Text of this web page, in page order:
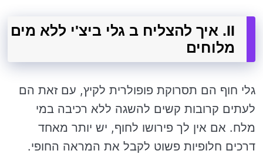
II. איך להצליח ב גלי ביצ'י ללא מים
מלוחים
גלי חוף הם תסרוקת פופולרית לקיץ, עם זאת הם
לעתים קרובות קשים להשגה ללא רכיבה במי
מלח. אם אין לך פירושו לחוף, יש יותר מאחד
דרכים חלופיות פשוט לקבל את המראה החופי.